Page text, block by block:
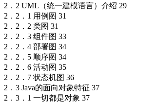
2．2 UML（统一建模语言）介绍 29
2．2．1 用例图 31
2．2．2 类图 31
2．2．3 组件图 33
2．2．4 部署图 34
2．2．5 顺序图 34
2．2．6 活动图 35
2．2．7 状态机图 36
2．3 Java的面向对象特征 37
2．3．1 一切都是对象 37